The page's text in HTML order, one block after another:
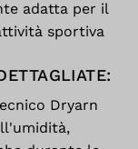
adatta per il
sportiva
Dryarn